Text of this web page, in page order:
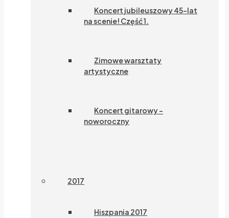
Koncert jubileuszowy 45-lat
na scenie! Część 1.
Zimowe warsztaty
artystyczne
Koncert gitarowy –
noworoczny
2017
Hiszpania 2017